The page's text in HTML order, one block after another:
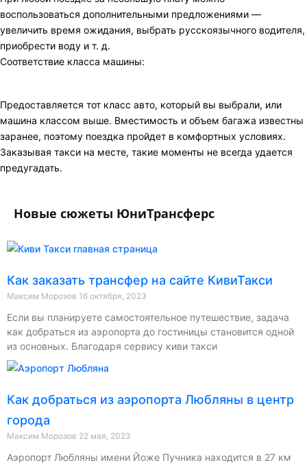
воспользоваться дополнительными предложениями —
увеличить время ожидания, выбрать русскоязычного водителя,
приобрести воду и т. д.
Соответствие класса машины:
Предоставляется тот класс авто, который вы выбрали, или
машина классом выше. Вместимость и объем багажа известны
заранее, поэтому поездка пройдет в комфортных условиях.
Заказывая такси на месте, такие моменты не всегда удается
предугадать.
Новые сюжеты ЮниТрансферс
Как заказать трансфер на сайте КивиТакси
Максим Морозов 16 октября, 2023
Если вы планируете самостоятельное путешествие, задача
как добраться из аэропорта до гостиницы становится одной
из основных. Благодаря сервису киви такси
Как добраться из аэропорта Любляны в центр
города
Максим Морозов 22 мая, 2023
Аэропорт Любляны имени Йоже Пучника находится в 27 км